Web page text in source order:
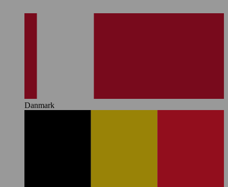
Danmark